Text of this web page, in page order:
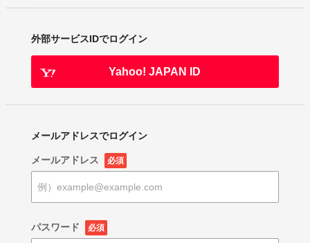
外部サービスIDでログイン
Yahoo! JAPAN ID
メールアドレスでログイン
メールアドレス 必須
パスワード 必須